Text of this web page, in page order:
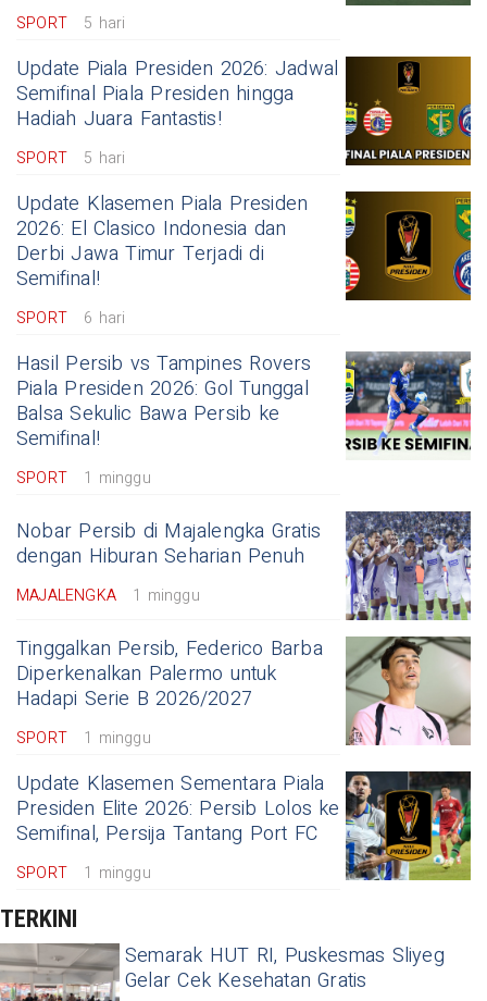
SPORT 5 hari
Update Piala Presiden 2026: Jadwal
Semifinal Piala Presiden hingga
Hadiah Juara Fantastis!
SPORT 5 hari
Update Klasemen Piala Presiden
2026: El Clasico Indonesia dan
Derbi Jawa Timur Terjadi di
Semifinal!
SPORT 6 hari
Hasil Persib vs Tampines Rovers
Piala Presiden 2026: Gol Tunggal
Balsa Sekulic Bawa Persib ke
Semifinal!
SPORT 1 minggu
Nobar Persib di Majalengka Gratis
dengan Hiburan Seharian Penuh
MAJALENGKA 1 minggu
Tinggalkan Persib, Federico Barba
Diperkenalkan Palermo untuk
Hadapi Serie B 2026/2027
SPORT 1 minggu
Update Klasemen Sementara Piala
Presiden Elite 2026: Persib Lolos ke
Semifinal, Persija Tantang Port FC
SPORT 1 minggu
TERKINI
Semarak HUT RI, Puskesmas Sliyeg
Gelar Cek Kesehatan Gratis